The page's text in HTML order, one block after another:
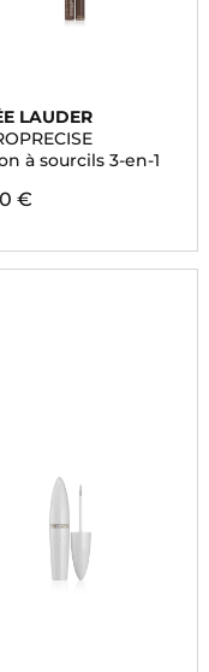
LAUDER
à sourcils 3-en-1
€